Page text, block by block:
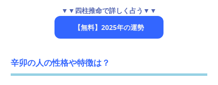
▼▼四柱推命で詳しく占う▼▼
【無料】2025年の運勢
辛卯の人の性格や特徴は？